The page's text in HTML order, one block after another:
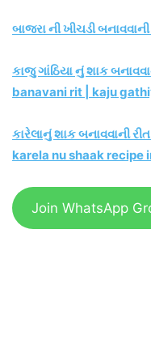
બાજરા ની ખીચડી
કાજુ ગાંઠિયા નું શાક
banavani rit | kaju
કારેલાનું શાક બનાવવાની
karela nu shaak recipe
Join WhatsApp